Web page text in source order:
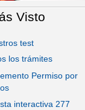
Visto
test
los trámites
Permiso por
interactiva 277